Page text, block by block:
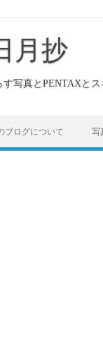
月抄
す写真とPENTAXと
ブログについて 写